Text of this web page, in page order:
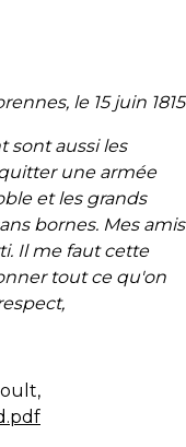
le 15 juin 1815
sont aussi les
une armée
et les grands
bornes. Mes amis
Il me faut cette
tout ce qu'on